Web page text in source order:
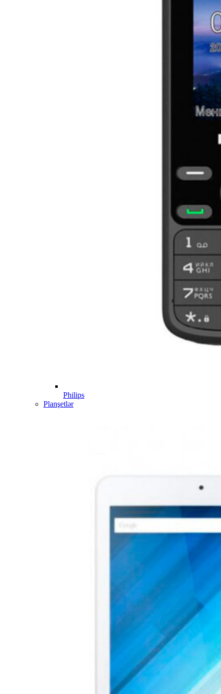
Philips
Planşetlər